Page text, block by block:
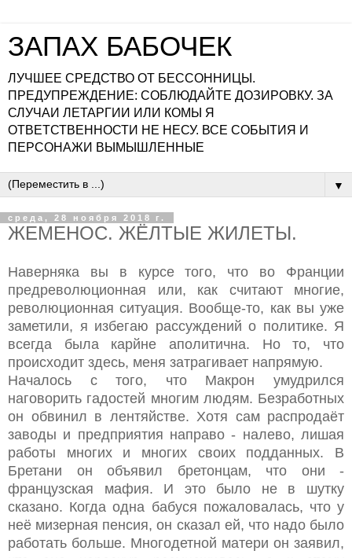
ЗАПАХ БАБОЧЕК
ЛУЧШЕЕ СРЕДСТВО ОТ БЕССОННИЦЫ.
ПРЕДУПРЕЖДЕНИЕ: СОБЛЮДАЙТЕ ДОЗИРОВКУ. ЗА
СЛУЧАИ ЛЕТАРГИИ ИЛИ КОМЫ Я
ОТВЕТСТВЕННОСТИ НЕ НЕСУ. ВСЕ СОБЫТИЯ И
ПЕРСОНАЖИ ВЫМЫШЛЕННЫЕ
▼
среда, 28 ноября 2018 г.
ЖЕМЕНОС. ЖЁЛТЫЕ ЖИЛЕТЫ.
Наверняка вы в курсе того, что во Франции
предреволюционная или, как считают многие,
революционная ситуация. Вообще-то, как вы уже
заметили, я избегаю рассуждений о политике. Я
всегда была карйне аполитична. Но то, что
происходит здесь, меня затрагивает напрямую.
Началось с того, что Макрон умудрился
наговорить гадостей многим людям. Безработных
он обвинил в лентяйстве. Хотя сам распродаёт
заводы и предприятия направо - налево, лишая
работы многих и многих своих подданных. В
Бретани он объявил бретонцам, что они -
французская мафия. И это было не в шутку
сказано. Когда одна бабуся пожаловалась, что у
неё мизерная пенсия, он сказал ей, что надо было
работать больше. Многодетной матери он заявил,